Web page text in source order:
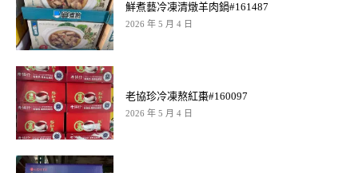
鮮煮藝冷凍清燉羊肉鍋#161487
2026 年 5 月 4 日
老協珍冷凍熬紅棗#160097
2026 年 5 月 4 日